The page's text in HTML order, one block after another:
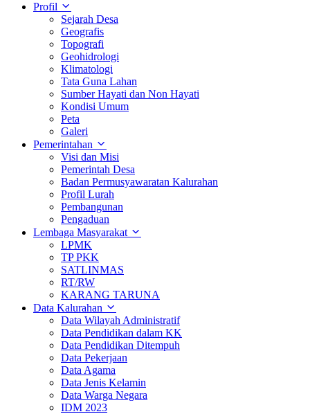
Profil
Sejarah Desa
Geografis
Topografi
Geohidrologi
Klimatologi
Tata Guna Lahan
Sumber Hayati dan Non Hayati
Kondisi Umum
Peta
Galeri
Pemerintahan
Visi dan Misi
Pemerintah Desa
Badan Permusyawaratan Kalurahan
Profil Lurah
Pembangunan
Pengaduan
Lembaga Masyarakat
LPMK
TP PKK
SATLINMAS
RT/RW
KARANG TARUNA
Data Kalurahan
Data Wilayah Administratif
Data Pendidikan dalam KK
Data Pendidikan Ditempuh
Data Pekerjaan
Data Agama
Data Jenis Kelamin
Data Warga Negara
IDM 2023